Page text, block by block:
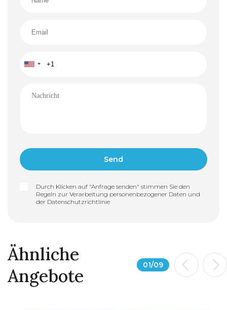
Durch Klicken auf "Anfrage senden" stimmen Sie den
Regeln zur Verarbeitung personenbezogener Daten und
der Datenschutzrichtlinie
Ähnliche
Angebote
01/09